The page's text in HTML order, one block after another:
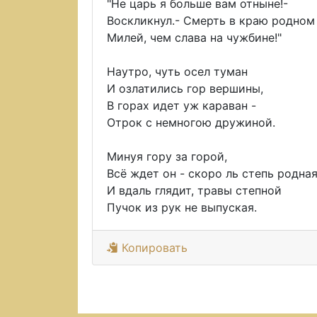
"Не царь я больше вам отныне!-
Воскликнул.- Смерть в краю родном
Милей, чем слава на чужбине!"
Наутро, чуть осел туман
И озлатились гор вершины,
В горах идет уж караван -
Отрок с немногою дружиной.
Минуя гору за горой,
Всё ждет он - скоро ль степь
И вдаль глядит, травы степной
Пучок из рук не выпуская.
Копировать